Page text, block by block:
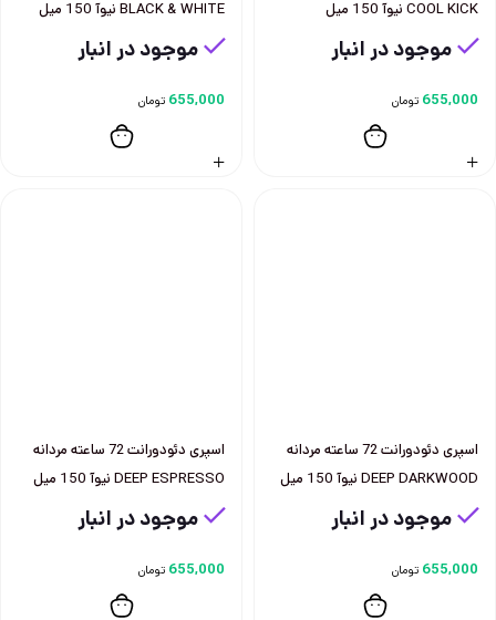
COOL KICK نيوآ 150 ميل
موجود در انبار
655,000 تومان
BLACK & WHITE نيوآ 150 ميل
موجود در انبار
655,000 تومان
اسپری دئودورانت 72 ساعته مردانه
DEEP DARKWOOD نيوآ 150 ميل
موجود در انبار
655,000 تومان
اسپری دئودورانت 72 ساعته مردانه
DEEP ESPRESSO نيوآ 150 ميل
موجود در انبار
655,000 تومان